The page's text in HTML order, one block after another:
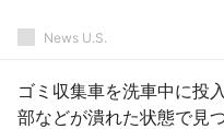
News U.S.
ゴミ収集車を洗車中に投
部などが潰れた状態で見